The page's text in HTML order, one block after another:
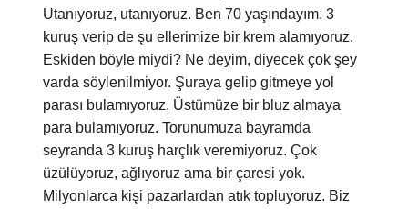
Utanıyoruz, utanıyoruz. Ben 70 yaşındayım. 3
kuruş verip de şu ellerimize bir krem alamıyoruz.
Eskiden böyle miydi? Ne deyim, diyecek çok şey
varda söylenilmiyor. Şuraya gelip gitmeye yol
parası bulamıyoruz. Üstümüze bir bluz almaya
para bulamıyoruz. Torunumuza bayramda
seyranda 3 kuruş harçlık veremiyoruz. Çok
üzülüyoruz, ağlıyoruz ama bir çaresi yok.
Milyonlarca kişi pazarlardan atık topluyoruz. Biz